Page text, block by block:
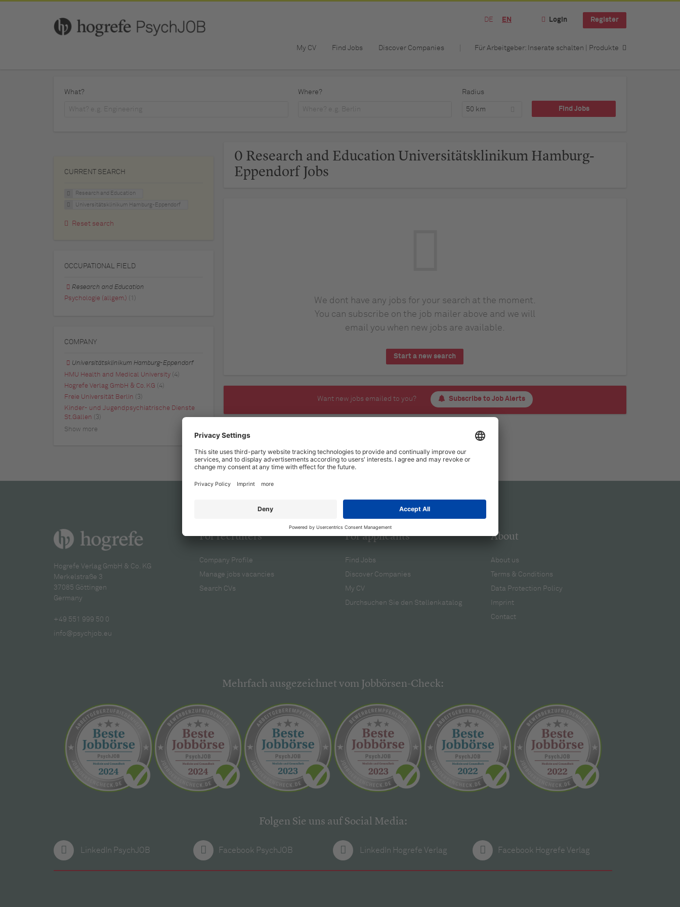
DE EN Login Register
My CV Find Jobs Discover Companies Für Arbeitgeber: Inserate schalten | Produkte
What? Where? Radius
50 km
0 Research and Education Universitätsklinikum Hamburg-
Eppendorf Jobs
We dont have any jobs for your search at the moment.
You can subscribe on the job mailer above and we will
email you when new jobs are available.
Start a new search
Want new jobs emailed to you? Subscribe to Job Alerts
CURRENT SEARCH
Research and Education
Universitätsklinikum Hamburg-Eppendorf
Reset search
OCCUPATIONAL FIELD
Research and Education
Psychologie (allgem.)
(1)
COMPANY
Universitätsklinikum Hamburg-Eppendorf
HMU Health and Medical University (4)
Hogrefe Verlag GmbH & Co. KG (4)
Freie Universität Berlin (3)
Kinder- und Jugendpsychiatrische Dienste
St.Gallen
(3)
Show more
Hogrefe Verlag GmbH & Co. KG
Merkelstraße 3
37085 Göttingen
Germany
+49 551 999 50 0
info@psychjob.eu
For recruiters
Company Profile
Manage jobs vacancies
Search CVs
For applicants
Find Jobs
Discover Companies
My CV
Durchsuchen Sie den Stellenkatalog
About
About us
Terms & Conditions
Data Protection Policy
Imprint
Contact
Mehrfach ausgezeichnet vom Jobbörsen-Check:
Folgen Sie uns auf Social Media:
LinkedIn PsychJOB Facebook PsychJOB LinkedIn Hogrefe Verlag Facebook Hogrefe Verlag